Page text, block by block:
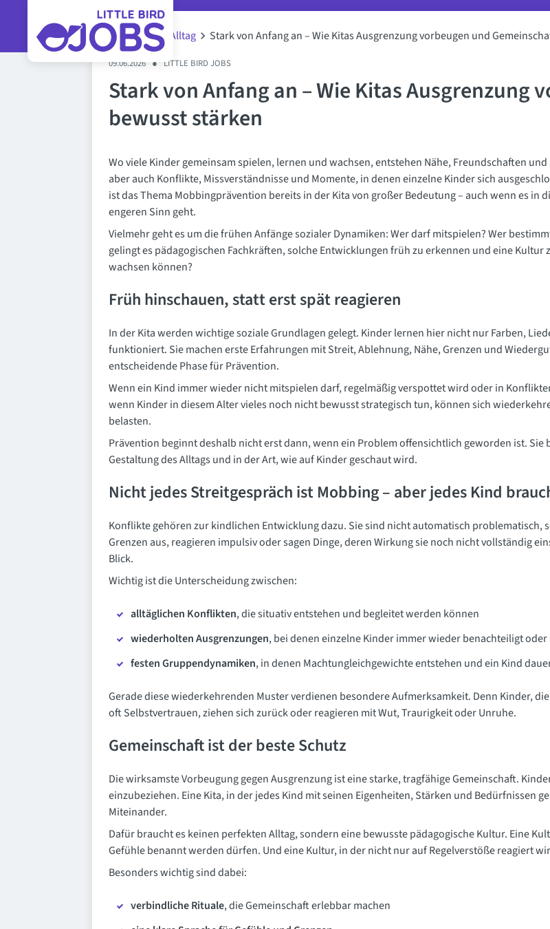
Blog Kita-Alltag Stark von Anfang an – Wie Kitas Ausgrenzung vorbeugen und
09.06.2026 ● LITTLE BIRD JOBS
Stark von Anfang an – Wie Kitas Ausgrenzung
bewusst stärken
Wo viele Kinder gemeinsam spielen, lernen und wachsen, entstehen Nähe, Freundschaften
aber auch Konflikte, Missverständnisse und Momente, in denen einzelne Kinder sich
ist das Thema Mobbingprävention bereits in der Kita von großer Bedeutung – auch wenn es in
engeren Sinn geht.
Vielmehr geht es um die frühen Anfänge sozialer Dynamiken: Wer darf mitspielen? Wer
gelingt es pädagogischen Fachkräften, solche Entwicklungen früh zu erkennen und eine
wachsen können?
Früh hinschauen, statt erst spät reagieren
In der Kita werden wichtige soziale Grundlagen gelegt. Kinder lernen hier nicht nur Farben,
funktioniert. Sie machen erste Erfahrungen mit Streit, Ablehnung, Nähe, Grenzen und
entscheidende Phase für Prävention.
Wenn ein Kind immer wieder nicht mitspielen darf, regelmäßig verspottet wird oder in
wenn Kinder in diesem Alter vieles noch nicht bewusst strategisch tun, können sich
belasten.
Prävention beginnt deshalb nicht erst dann, wenn ein Problem offensichtlich geworden ist. Sie
Gestaltung des Alltags und in der Art, wie auf Kinder geschaut wird.
Nicht jedes Streitgespräch ist Mobbing – aber jedes Kind
Konflikte gehören zur kindlichen Entwicklung dazu. Sie sind nicht automatisch
Grenzen aus, reagieren impulsiv oder sagen Dinge, deren Wirkung sie noch nicht vollständig
Blick.
Wichtig ist die Unterscheidung zwischen:
alltäglichen Konflikten, die situativ entstehen und begleitet werden können
wiederholten Ausgrenzungen, bei denen einzelne Kinder immer wieder benachteiligt
festen Gruppendynamiken, in denen Machtungleichgewichte entstehen und ein Kind
Gerade diese wiederkehrenden Muster verdienen besondere Aufmerksamkeit. Denn Kinder,
oft Selbstvertrauen, ziehen sich zurück oder reagieren mit Wut, Traurigkeit oder Unruhe.
Gemeinschaft ist der beste Schutz
Die wirksamste Vorbeugung gegen Ausgrenzung ist eine starke, tragfähige Gemeinschaft.
einzubeziehen. Eine Kita, in der jedes Kind mit seinen Eigenheiten, Stärken und Bedürfnissen
Miteinander.
Dafür braucht es keinen perfekten Alltag, sondern eine bewusste pädagogische Kultur. Eine
Gefühle benannt werden dürfen. Und eine Kultur, in der nicht nur auf Regelverstöße reagiert
Besonders wichtig sind dabei:
verbindliche Rituale, die Gemeinschaft erlebbar machen